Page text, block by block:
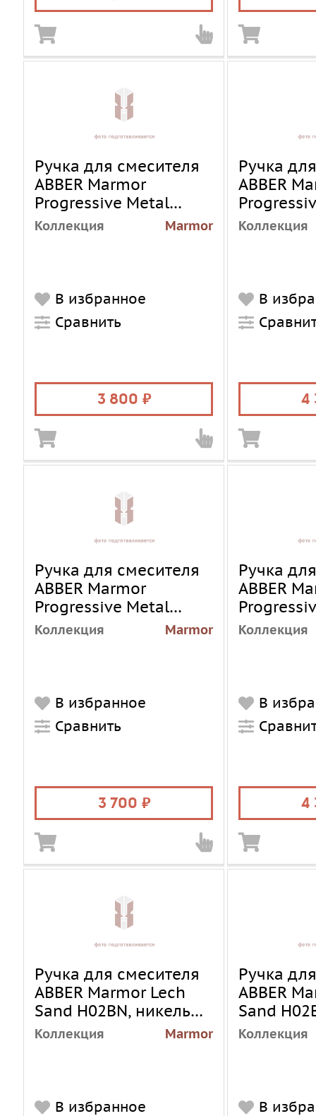
Ручка для смесителя
ABBER Marmor
Progressive Metal
H01BN, никель
Коллекция Marmor
В избранное
Сравнить
3 800
Ручка
ABBER
H01BZ,
Коллекция
В
4
Ручка для смесителя
ABBER Marmor
Progressive Metal
H01B, черная матовая
Коллекция Marmor
В избранное
Сравнить
3 700
Ручка
ABBER
H01BG,
Коллекция
В
4
Ручка для смесителя
ABBER Marmor Lech
Sand H02BN, никель
брашированный
Коллекция Marmor
В избранное
Ручка
ABBER
Sand
Коллекция
В